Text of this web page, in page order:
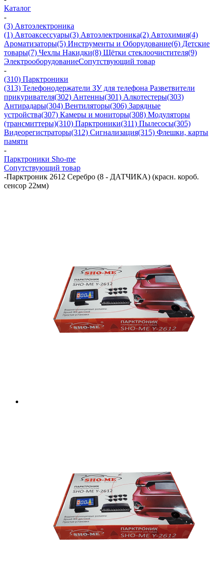
Каталог
-
(3) Автоэлектроника
(1) Автоаксессуары(3) Автоэлектроника(2) Автохимия(4)
Ароматизаторы(5) Инструменты и Оборудование(6) Детские
товары(7) Чехлы Накидки(8) Щётки стеклоочистителя(9)
ЭлектрооборудованиеСопутствующий товар
-
(310) Парктроники
(313) Телефонодержатели ЗУ для телефона Разветвители
прикуривателя(302) Антенны(301) Алкотестеры(303)
Антирадары(304) Вентиляторы(306) Зарядные
устройства(307) Камеры и мониторы(308) Модуляторы
(трансмиттеры)(310) Парктроники(311) Пылесосы(305)
Видеорегистраторы(312) Сигнализация(315) Флешки, карты
памяти
-
Парктроники Sho-me
Сопутствующий товар
-Парктроник 2612 Серебро (8 - ДАТЧИКА) (красн. короб.
сенсор 22мм)